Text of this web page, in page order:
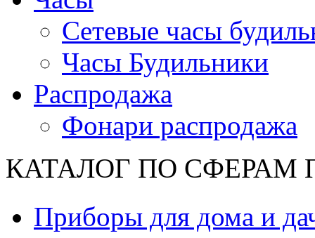
Сетевые часы
Часы Будильники
Распродажа
Фонари распродажа
КАТАЛОГ ПО СФЕРАМ
Приборы для дома и